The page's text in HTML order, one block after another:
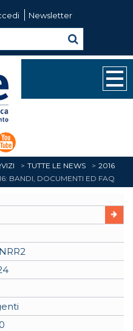
Newsletter
TUTTE LE NEWS
2016
BANDI, DOCUMENTI ED FAQ